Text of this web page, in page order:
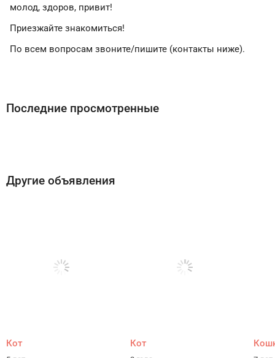
молод, здоров, привит!
Приезжайте знакомиться!
По всем вопросам звоните/пишите (контакты ниже).
Последние просмотренные
Другие объявления
Кот Кот